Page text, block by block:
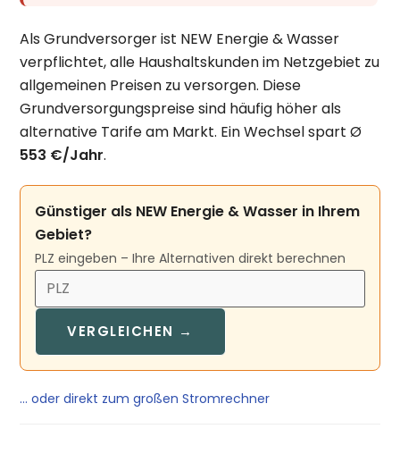
Als Grundversorger ist NEW Energie & Wasser
verpflichtet, alle Haushaltskunden im Netzgebiet zu
allgemeinen Preisen zu versorgen. Diese
Grundversorgungspreise sind häufig höher als
alternative Tarife am Markt. Ein Wechsel spart Ø
553 €/Jahr.
Günstiger als NEW Energie & Wasser in Ihrem
Gebiet?
PLZ eingeben – Ihre Alternativen direkt berechnen
VERGLEICHEN →
… oder direkt zum großen Stromrechner